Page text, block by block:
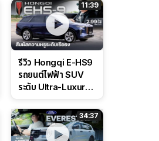
11:39
รีวิว Hongqi E-HS9
รถยนต์ไฟฟ้า SUV
ระดับ Ultra-Luxury
CDC นุ่มหนึบเหนือ
ระดับ
34:37